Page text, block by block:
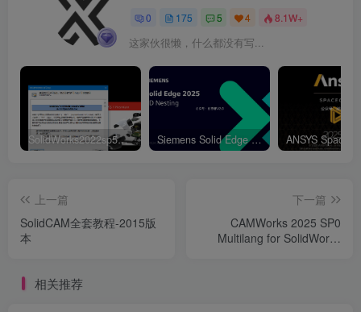
0 175 5 4 8.1W+
这家伙很懒，什么都没有写...
SolidWorks2022sp5元旦特供绿色精简版 Siemens Solid Edge 2D Nesting 2025 Win64
上一篇
SolidCAM全套教程-2015版
本
下一篇
CAMWorks 2025 SP0
Multilang for SolidWorks
相关推荐